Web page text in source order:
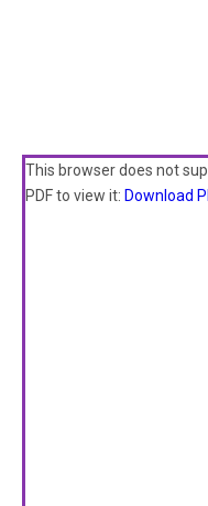
This browser does not
PDF to view it: Download